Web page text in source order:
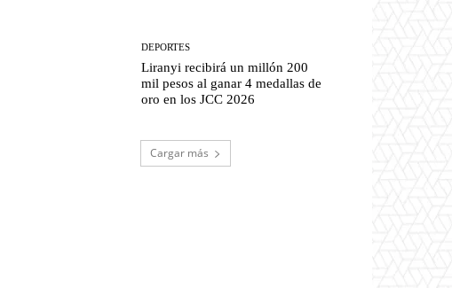
DEPORTES
Liranyi recibirá un millón 200
mil pesos al ganar 4 medallas de
oro en los JCC 2026
Cargar más